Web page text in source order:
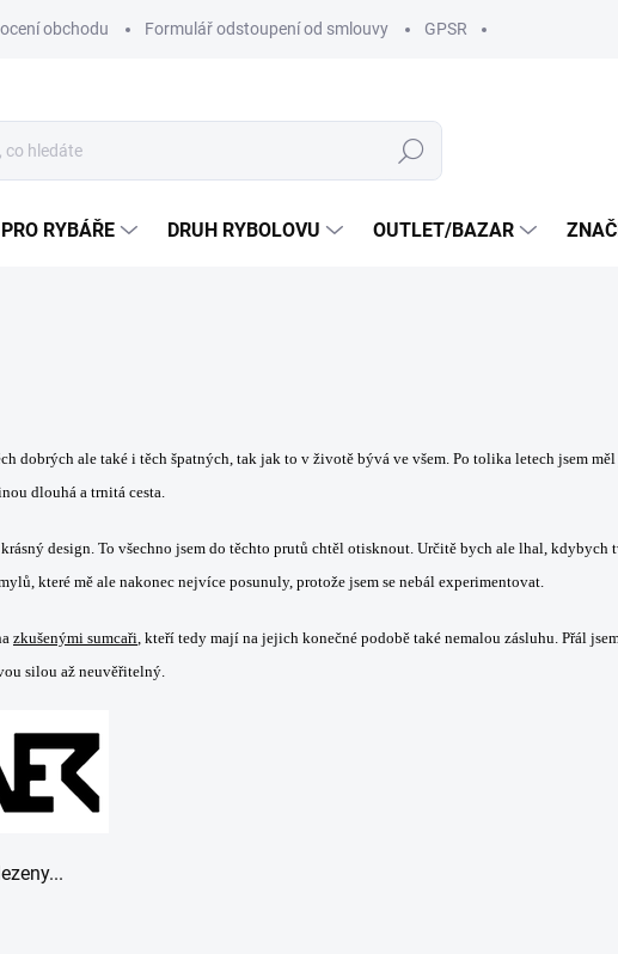
obchodu Formulář odstoupení od smlouvy GPSR
Hledat
RYBÁŘE DRUH RYBOLOVU OUTLET/BAZAR
dobrých ale také i těch špatných, tak jak to v životě bývá ve všem. Po tolika letech jsem
dlouhá a trnitá cesta.
design. To všechno jsem do těchto prutů chtěl otisknout. Určitě bych ale lhal, kdybych
které mě ale nakonec nejvíce posunuly, protože jsem se nebál experimentovat.
zkušenými sumcaři, kteří tedy mají na jejich konečné podobě také nemalou zásluhu. Přál
silou až neuvěřitelný.